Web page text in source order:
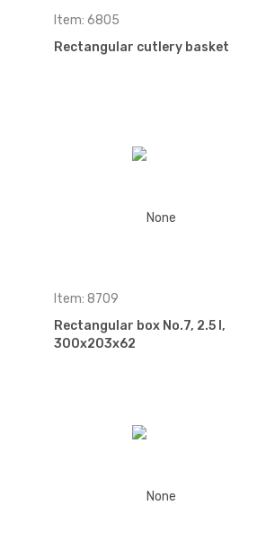
Item: 6805
Rectangular cutlery basket
Item: 8709
Rectangular box No.7, 2.5 l,
300x203x62